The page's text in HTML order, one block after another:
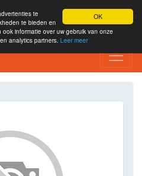
OK
te
te bieden en
informatie over uw gebruik van onze
analytics partners. Leer meer